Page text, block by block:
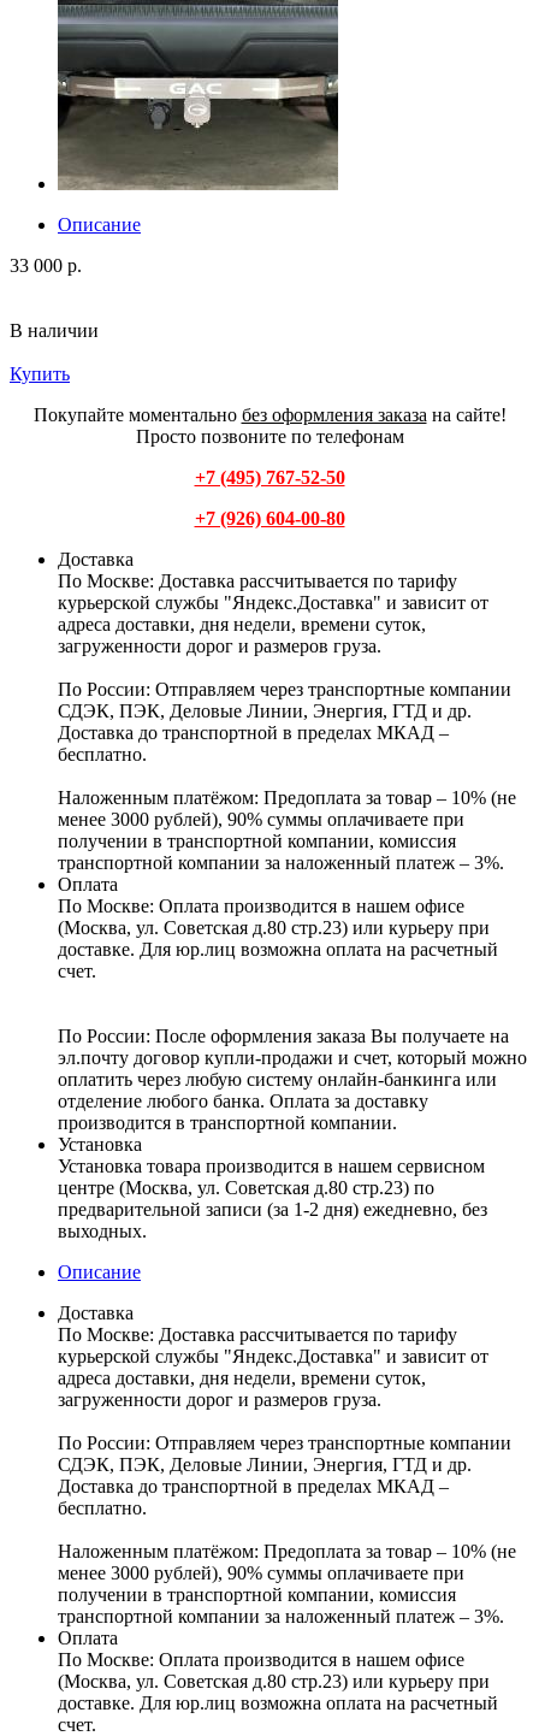
Описание
33 000 р.
В наличии
Купить
Покупайте моментально без оформления заказа на сайте!
Просто позвоните по телефонам
+7 (495) 767-52-50
+7 (926) 604-00-80
Доставка
По Москве: Доставка рассчитывается по тарифу
курьерской службы "Яндекс.Доставка" и зависит от
адреса доставки, дня недели, времени суток,
загруженности дорог и размеров груза.
По России: Отправляем через транспортные компании
СДЭК, ПЭК, Деловые Линии, Энергия, ГТД и др.
Доставка до транспортной в пределах МКАД –
бесплатно.
Наложенным платёжом: Предоплата за товар – 10% (не
менее 3000 рублей), 90% суммы оплачиваете при
получении в транспортной компании, комиссия
транспортной компании за наложенный платеж – 3%.
Оплата
По Москве: Оплата производится в нашем офисе
(Москва, ул. Советская д.80 стр.23) или курьеру при
доставке. Для юр.лиц возможна оплата на расчетный
счет.
По России: После оформления заказа Вы получаете на
эл.почту договор купли-продажи и счет, который можно
оплатить через любую систему онлайн-банкинга или
отделение любого банка. Оплата за доставку
производится в транспортной компании.
Установка
Установка товара производится в нашем сервисном
центре (Москва, ул. Советская д.80 стр.23) по
предварительной записи (за 1-2 дня) ежедневно, без
выходных.
Описание
Доставка
По Москве: Доставка рассчитывается по тарифу
курьерской службы "Яндекс.Доставка" и зависит от
адреса доставки, дня недели, времени суток,
загруженности дорог и размеров груза.
По России: Отправляем через транспортные компании
СДЭК, ПЭК, Деловые Линии, Энергия, ГТД и др.
Доставка до транспортной в пределах МКАД –
бесплатно.
Наложенным платёжом: Предоплата за товар – 10% (не
менее 3000 рублей), 90% суммы оплачиваете при
получении в транспортной компании, комиссия
транспортной компании за наложенный платеж – 3%.
Оплата
По Москве: Оплата производится в нашем офисе
(Москва, ул. Советская д.80 стр.23) или курьеру при
доставке. Для юр.лиц возможна оплата на расчетный
счет.